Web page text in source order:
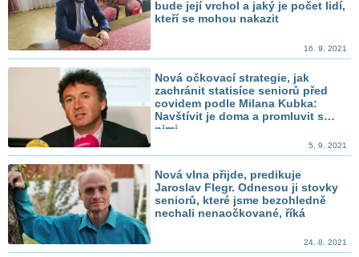
bude její vrchol a jaký je počet lidí,
kteří se mohou nakazit
16. 9. 2021
Nová očkovací strategie, jak
zachránit statisíce seniorů před
covidem podle Milana Kubka:
Navštívit je doma a promluvit s
nimi
5. 9. 2021
Nová vlna přijde, predikuje
Jaroslav Flegr. Odnesou ji stovky
seniorů, které jsme bezohledně
nechali nenaočkované, říká
24. 8. 2021